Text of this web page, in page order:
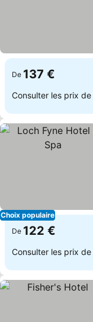
De 137 €
Consulter les prix de
Choix populaire
De 122 €
Consulter les prix de